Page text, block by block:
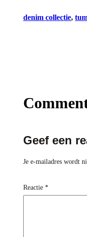
denim collectie,
Geef een
Je e-mailadres wordt
Reactie *